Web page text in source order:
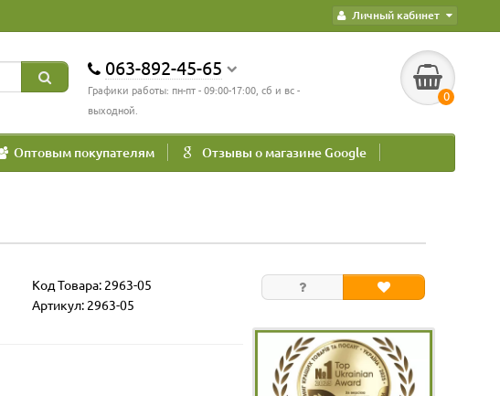
Личный кабинет
063-892-45-65
Графики работы: пн-пт - 09:00-17:00, сб и вс -
выходной.
0
Оптовым покупателям Отзывы о магазине Google
Код Товара: 2963-05
Артикул: 2963-05